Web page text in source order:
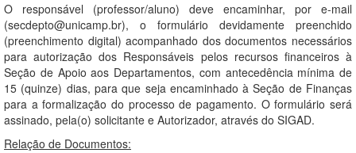
O responsável (professor/aluno) deve encaminhar, por e-mail
(secdepto@unicamp.br), o formulário devidamente preenchido
(preenchimento digital) acompanhado dos documentos necessários
para autorização dos Responsáveis pelos recursos financeiros à
Seção de Apoio aos Departamentos, com antecedência mínima de
15 (quinze) dias, para que seja encaminhado à Seção de Finanças
para a formalização do processo de pagamento. O formulário será
assinado, pela(o) solicitante e Autorizador, através do SIGAD.
Relação de Documentos: